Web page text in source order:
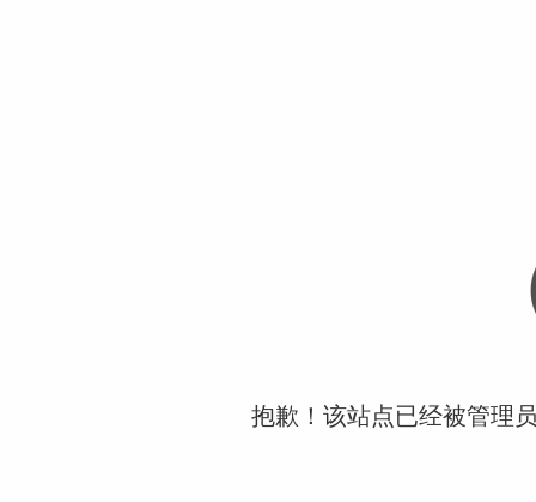
抱歉！该站点已经被管理